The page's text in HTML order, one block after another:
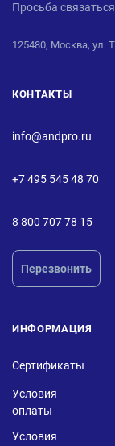
Просьба связаться
125480, Москва, ул.
КОНТАКТЫ
info@andpro.ru
+7 495 545 48 70
8 800 707 78 15
Перезвонить
ИНФОРМАЦИЯ
Сертификаты
Условия
оплаты
Условия